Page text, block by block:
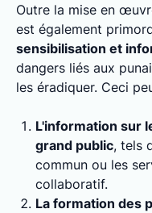
Outre la mise en
est également
sensibilisation et
dangers liés aux
les éradiquer. Ceci
L'information sur
grand public, tels
commun ou les
collaboratif.
La formation des